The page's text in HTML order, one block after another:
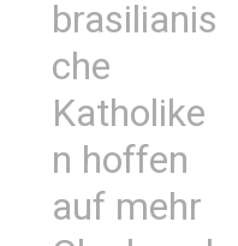
brasilianis
che
Katholike
n hoffen
auf mehr